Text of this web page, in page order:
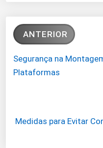
ANTERIOR
Segurança na
Plataformas
Medidas para Evitar